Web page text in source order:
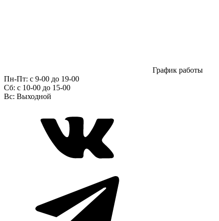
График работы
Пн-Пт: с 9-00 до 19-00
Сб: c 10-00 до 15-00
Вс: Выходной